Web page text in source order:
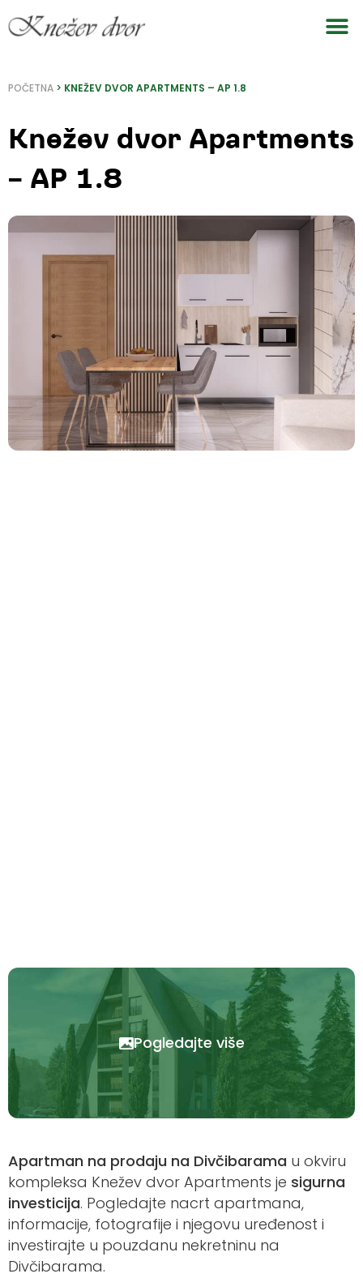
na
POČETNA > KNEŽEV DVOR APARTMENTS – AP 1.8
Knežev dvor Apartments
– AP 1.8
Pogledajte više
Apartman na prodaju na Divčibarama u okviru
kompleksa Knežev dvor Apartments je sigurna
investicija. Pogledajte nacrt apartmana,
informacije, fotografije i njegovu uređenost i
investirajte u pouzdanu nekretninu na
Divčibarama.